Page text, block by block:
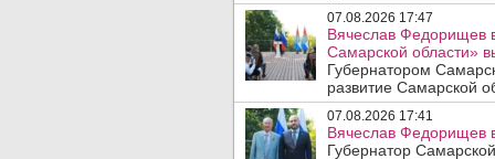
07.08.2026 17:47
Вячеслав Федорищев
Самарской области»
Губернатором
развитие Самарской
07.08.2026 17:41
Вячеслав Федорищев
Губернатор